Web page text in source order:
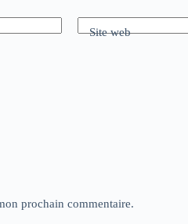
Site web
prochain commentaire.